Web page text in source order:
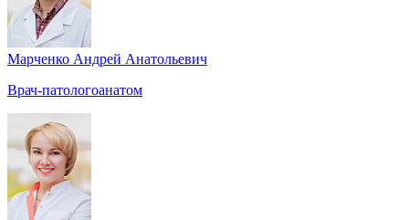
Марченко Андрей Анатольевич
Врач-патологоанатом